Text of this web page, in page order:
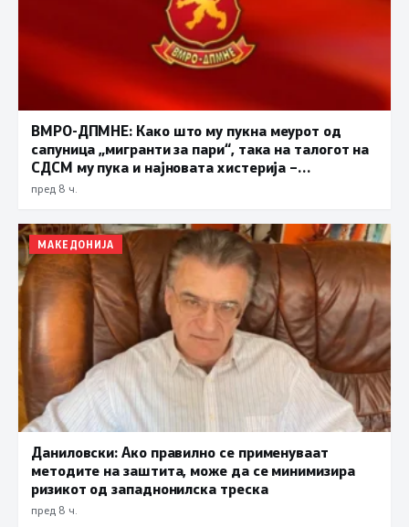
ВМРО-ДПМНЕ: Како што му пукна меурот од
сапуница „мигранти за пари“, така на талогот на
СДСМ му пука и најновата хистерија –
прифаќање на француски предлог
пред 8 ч.
МАКЕДОНИЈА
Даниловски: Ако правилно се применуваат
методите на заштита, може да се минимизира
ризикот од западнонилска треска
пред 8 ч.